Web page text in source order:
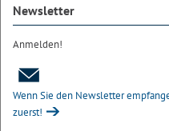
Newsletter
Anmelden!
Wenn Sie den Newsletter
zuerst!